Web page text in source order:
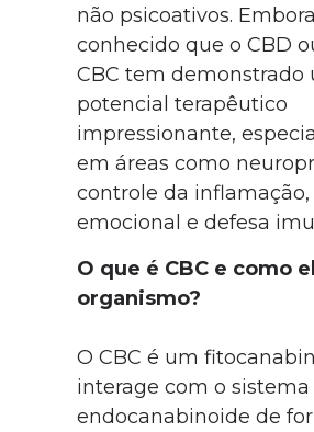
não psicoativos.
conhecido que o CBD
CBC tem demonstrado
potencial terapêutico
impressionante,
em áreas como
controle da
emocional e defesa
O que é CBC e como
organismo?
O CBC é um
interage com o sistema
endocanabinoide de